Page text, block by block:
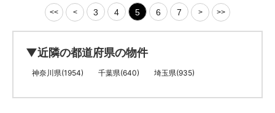
<< < 3 4 5 6 7 > >>
▼近隣の都道府県の物件
神奈川県(1954) 千葉県(640) 埼玉県(935)